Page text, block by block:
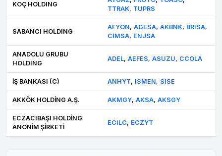
KOÇ HOLDING
TTRAK, TUPRS
SABANCI HOLDING
AFYON, AGESA, AKBNK, BRISA,
CIMSA, ENJSA
ANADOLU GRUBU
HOLDING
ADEL, AEFES, ASUZU, CCOLA
İŞ BANKASI (C) ANHYT, ISMEN, SISE
AKKÖK HOLDİNG A.Ş. AKMGY, AKSA, AKSGY
ECZACIBAŞI HOLDİNG
ANONİM ŞİRKETİ
ECILC, ECZYT